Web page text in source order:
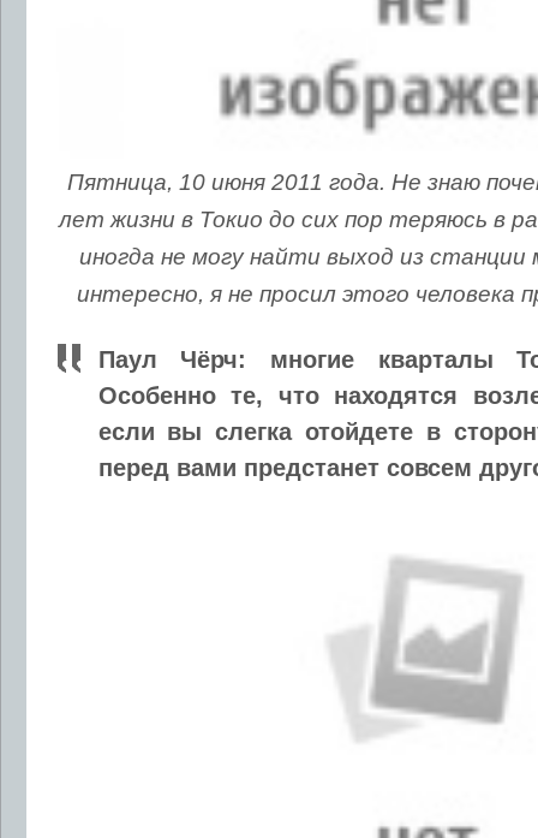
Пятница, 10 июня 2011 года. Не знаю
лет жизни в Токио до сих пор теряюсь в
иногда не могу найти выход из
интересно, я не просил этого человека
Паул Чёрч: многие кварталы
Особенно те, что находятся
если вы слегка отойдете в
перед вами предстанет совсем